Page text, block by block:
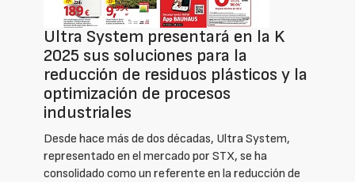
Ultra System presentará en la K
2025 sus soluciones para la
reducción de residuos plásticos y la
optimización de procesos
industriales
Desde hace más de dos décadas, Ultra System,
representado en el mercado por STX, se ha
consolidado como un referente en la reducción de